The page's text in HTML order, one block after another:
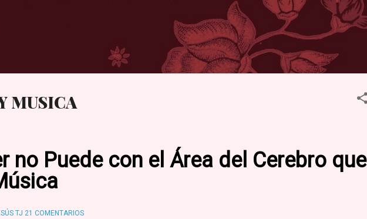
MUSICA
no Puede con el Área del Cerebro que
TJ 21 COMENTARIOS